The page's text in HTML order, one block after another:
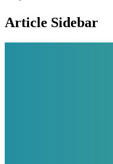
Article Sidebar